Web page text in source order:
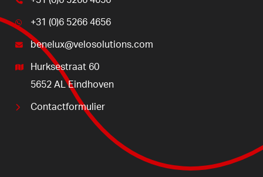
+31 (0)6 5266 4656
benelux@velosolutions.com
Hurksestraat 60
5652 AL Eindhoven
Contactformulier